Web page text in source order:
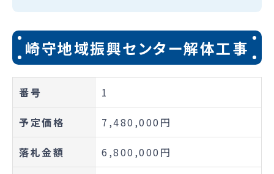
崎守地域振興センター解体工事
番号 1
予定価格 7,480,000円
落札金額 6,800,000円